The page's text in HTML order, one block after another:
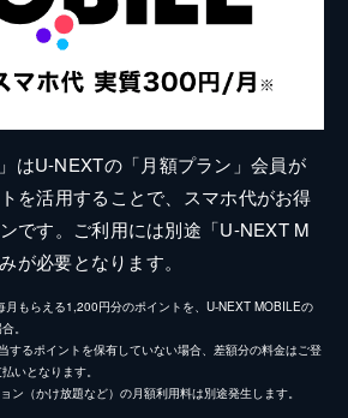
はU-NEXTの「月額プラン」会員が
を活用することで、スマホ代がお得
です。ご利用には別途「U-NEXT M
が必要となります。
月もらえる1,200円分のポイントを、U-NEXT MOBILEの
。
するポイントを保有していない場合、差額分の料金はご登
いとなります。
ン（かけ放題など）の月額利用料は別途発生します。